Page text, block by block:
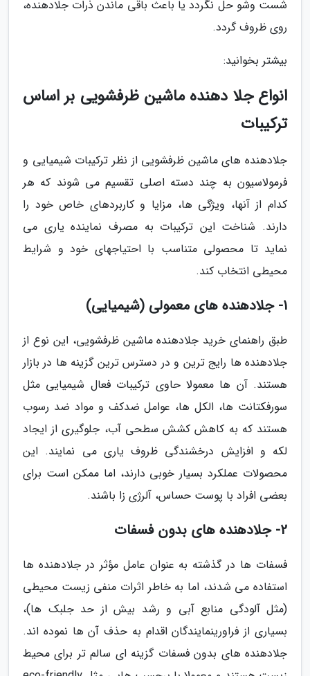
شست وشو حل نگردد یا باعث باقی ماندن ذرات جلادهنده،
روی ظروف گردد.
بیشتر بخوانید:
انواع جلا دهنده ماشین ظرفشویی بر اساس
ترکیبات
جلادهنده های ماشین ظرفشویی از نظر ترکیبات شیمیایی و
فرمولاسیون به چند دسته اصلی تقسیم می شوند که هر
کدام از آنها، ویژگی ها، مزایا و کاربردهای خاص خود را
دارند. شناخت این ترکیبات به مصرف نماینده یاری می
نماید تا محصولی متناسب با احتیاجهای خود و شرایط
محیطی انتخاب کند.
1- جلادهنده های معمولی (شیمیایی)
طبق راهنمای خرید جلادهنده ماشین ظرفشویی، این نوع از
جلادهنده ها رایج ترین و در دسترس ترین گزینه ها در بازار
هستند. آن ها معمولا حاوی ترکیبات فعال شیمیایی مثل
سورفکتانت ها، الکل ها، عوامل ضدکف و مواد ضد رسوب
هستند که به کاهش کشش سطحی آب، جلوگیری از ایجاد
لکه و افزایش درخشندگی ظروف یاری می نمایند. این
محصولات عملکرد بسیار خوبی دارند، اما ممکن است برای
بعضی افراد با پوست حساس، آلرژی زا باشند.
2- جلادهنده های بدون فسفات
فسفات ها در گذشته به عنوان عامل مؤثر در جلادهنده ها
استفاده می شدند، اما به خاطر اثرات منفی زیست محیطی
(مثل آلودگی منابع آبی و رشد بیش از حد جلبک ها)،
بسیاری از فراورینمایندگان اقدام به حذف آن ها نموده اند.
جلادهنده های بدون فسفات گزینه ای سالم تر برای محیط